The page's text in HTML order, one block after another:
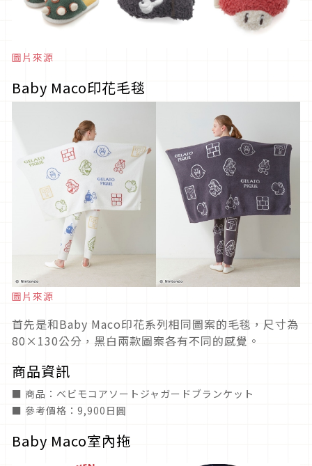
圖片來源
Baby Maco印花毛毯
圖片來源
首先是和Baby Maco印花系列相同圖案的毛毯，尺寸為
80×130公分，黑白兩款圖案各有不同的感覺。
商品資訊
■ 商品：ベビモコアソートジャガードブランケット
■ 參考價格：9,900日圓
Baby Maco室內拖